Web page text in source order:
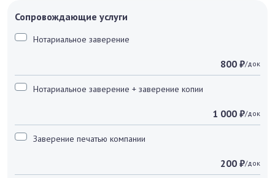
Сопровождающие услуги
Нотариальное заверение
800 ₽/док
Нотариальное заверение + заверение копии
1 000 ₽/док
Заверение печатью компании
200 ₽/док